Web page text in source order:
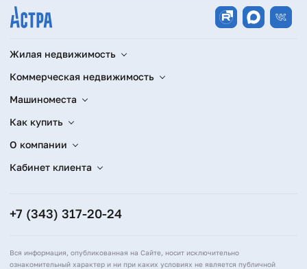
Жилая недвижимость
Коммерческая недвижимость
Машиноместа
Как купить
О компании
Кабинет клиента
+7 (343) 317-20-24
Вся информация, опубликованная на Сайте, носит исключительно
ознакомительный характер и ни при каких условиях не является публичной